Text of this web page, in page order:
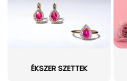
ÉKSZER SZETTEK